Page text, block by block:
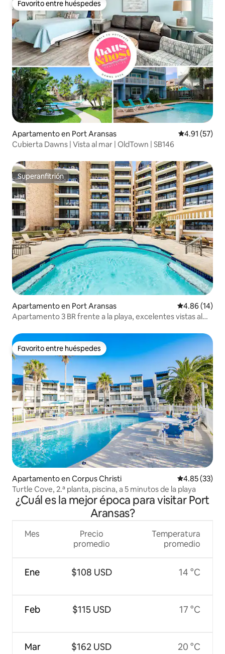
Favorito entre huéspedes
Favorito entre huéspedes
Apartamento en Port Aransas Calificación
4.91 (57)
Cubierta Dawns | Vista al mar | OldTown | SB146
Superanfitrión
Superanfitrión
Apartamento en Port Aransas Calificación
4.86 (14)
Apartamento 3 BR frente a la playa, excelentes vistas al
Favorito entre huéspedes
Favorito entre huéspedes
Apartamento en Corpus Christi Calificación
4.85 (33)
Turtle Cove, 2.ª planta, piscina, a 5 minutos de la playa
¿Cuál es la mejor época para visitar Port
Aransas?
Mes
Ene
Feb
Mar
Precio
promedio
$108 USD
$115 USD
$162 USD
Temperatura
promedio
14 °C
17 °C
20 °C